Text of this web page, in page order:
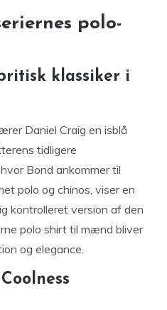
polo-
klassiker i
Daniel Craig en isblå
tidligere
Bond ankommer til
polo og chinos, viser en
kontrolleret version af den
polo shirt til mænd bliver
og elegance.